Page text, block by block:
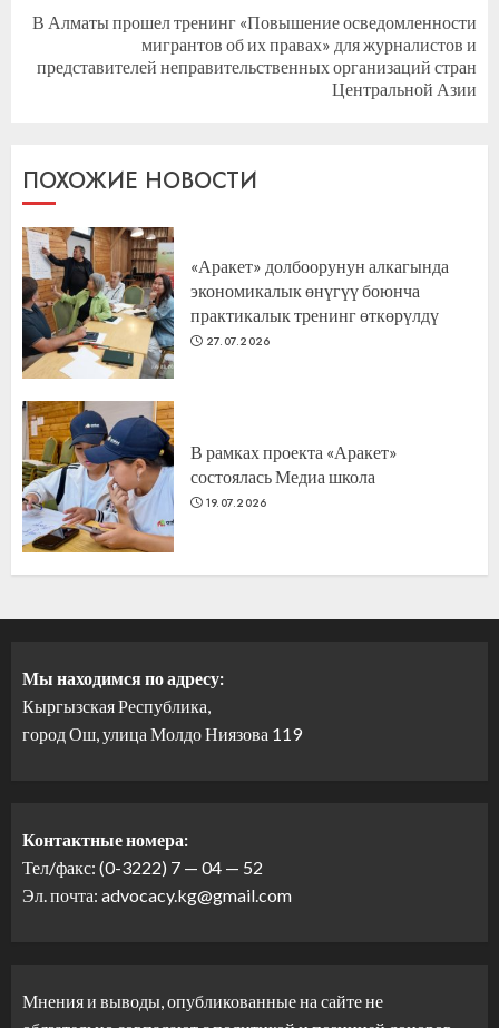
запись:
В Алматы прошел тренинг «Повышение осведомленности
мигрантов об их правах» для журналистов и
представителей неправительственных организаций стран
Центральной Азии
ПОХОЖИЕ НОВОСТИ
«Аракет» долбоорунун алкагында
экономикалык өнүгүү боюнча
практикалык тренинг өткөрүлдү
27.07.2026
В рамках проекта «Аракет»
состоялась Медиа школа
19.07.2026
Мы находимся по адресу:
Кыргызская Республика,
город Ош, улица Молдо Ниязова 119
Контактные номера:
Тел/факс: (0-3222) 7 — 04 — 52
Эл. почта: advocacy.kg@gmail.com
Мнения и выводы, опубликованные на сайте не